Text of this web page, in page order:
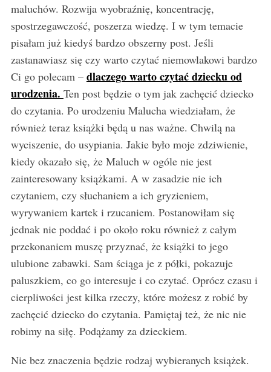
maluchów. Rozwija wyobraźnię, koncentrację,
spostrzegawczość, poszerza wiedzę. I w tym temacie
pisałam już kiedyś bardzo obszerny post. Jeśli
zastanawiasz się czy warto czytać niemowlakowi bardzo
Ci go polecam – dlaczego warto czytać dziecku od
urodzenia. Ten post będzie o tym jak zachęcić dziecko
do czytania. Po urodzeniu Malucha wiedziałam, że
również teraz książki będą u nas ważne. Chwilą na
wyciszenie, do usypiania. Jakie było moje zdziwienie,
kiedy okazało się, że Maluch w ogóle nie jest
zainteresowany książkami. A w zasadzie nie ich
czytaniem, czy słuchaniem a ich gryzieniem,
wyrywaniem kartek i rzucaniem. Postanowiłam się
jednak nie poddać i po około roku również z całym
przekonaniem muszę przyznać, że książki to jego
ulubione zabawki. Sam ściąga je z półki, pokazuje
paluszkiem, co go interesuje i co czytać. Oprócz czasu i
cierpliwości jest kilka rzeczy, które możesz z robić by
zachęcić dziecko do czytania. Pamiętaj też, że nic nie
robimy na siłę. Podążamy za dzieckiem.
Nie bez znaczenia będzie rodzaj wybieranych książek.